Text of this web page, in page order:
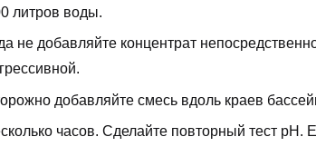
литров воды.
не добавляйте концентрат
добавляйте смесь вдоль краев
часов. Сделайте повторный тест